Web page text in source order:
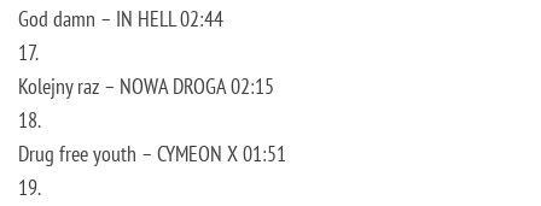
God damn – IN HELL 02:44
17.
Kolejny raz – NOWA DROGA 02:15
18.
Drug free youth – CYMEON X 01:51
19.